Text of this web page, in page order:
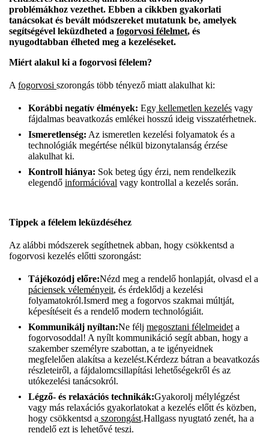
problémákhoz vezethet. Ebben a cikkben gyakorlati
tanácsokat és bevált módszereket mutatunk be, amelyek
segítségével leküzdheted a fogorvosi félelmet, és
nyugodtabban élheted meg a kezeléseket.
Miért alakul ki a fogorvosi félelem?
A fogorvosi szorongás több tényező miatt alakulhat ki:
Korábbi negatív élmények: Egy kellemetlen kezelés vagy
fájdalmas beavatkozás emlékei hosszú ideig visszatérhetnek.
Ismeretlenség: Az ismeretlen kezelési folyamatok és a
technológiák megértése nélkül bizonytalanság érzése
alakulhat ki.
Kontroll hiánya: Sok beteg úgy érzi, nem rendelkezik
elegendő információval vagy kontrollal a kezelés során.
Tippek a félelem leküzdéséhez
Az alábbi módszerek segíthetnek abban, hogy csökkentsd a
fogorvosi kezelés előtti szorongást:
Tájékozódj előre:Nézd meg a rendelő honlapját, olvasd el a
páciensek véleményeit, és érdeklődj a kezelési
folyamatokról.Ismerd meg a fogorvos szakmai múltját,
képesítéseit és a rendelő modern technológiáit.
Kommunikálj nyíltan:Ne félj megosztani félelmeidet a
fogorvosoddal! A nyílt kommunikáció segít abban, hogy a
szakember személyre szabottan, a te igényeidnek
megfelelően alakítsa a kezelést.Kérdezz bátran a beavatkozás
részleteiről, a fájdalomcsillapítási lehetőségekről és az
utókezelési tanácsokról.
Légző- és relaxációs technikák:Gyakorolj mélylégzést
vagy más relaxációs gyakorlatokat a kezelés előtt és közben,
hogy csökkentsd a szorongást.Hallgass nyugtató zenét, ha a
rendelő ezt is lehetővé teszi.